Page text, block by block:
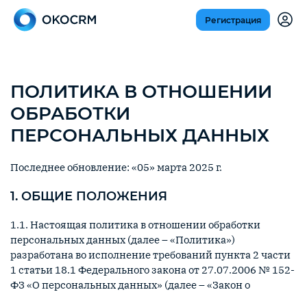
Регистрация
ПОЛИТИКА В ОТНОШЕНИИ
ОБРАБОТКИ
ПЕРСОНАЛЬНЫХ ДАННЫХ
Последнее обновление: «05» марта 2025 г.
1. ОБЩИЕ ПОЛОЖЕНИЯ
1.1. Настоящая политика в отношении обработки
персональных данных (далее – «Политика»)
разработана во исполнение требований пункта 2 части
1 статьи 18.1 Федерального закона от 27.07.2006 № 152-
ФЗ «О персональных данных» (далее – «Закон о